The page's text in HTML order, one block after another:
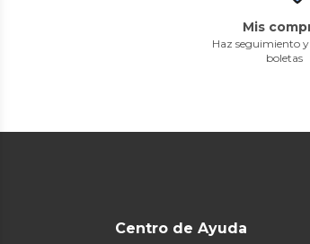
Mis
Haz seguimiento y
boletas
Centro de Ayuda